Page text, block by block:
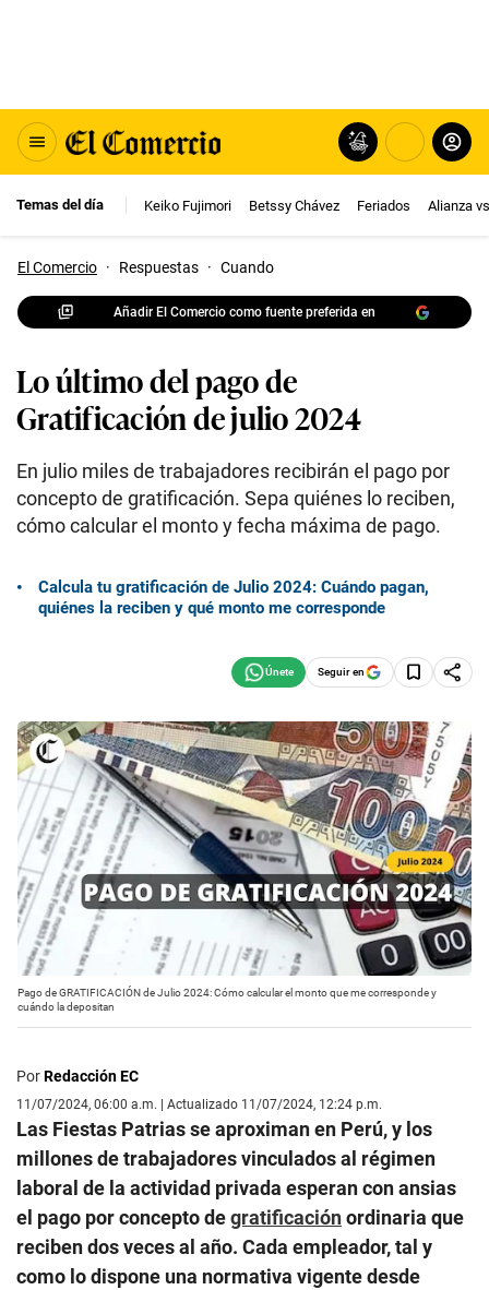
Temas del día Keiko Fujimori Betssy Chávez Feriados Alianza
El Comercio · Respuestas · Cuando
Añadir El Comercio como fuente preferida en
Lo último del pago de
Gratificación de julio 2024
En julio miles de trabajadores recibirán el pago por
concepto de gratificación. Sepa quiénes lo reciben,
cómo calcular el monto y fecha máxima de pago.
Calcula tu gratificación de Julio 2024: Cuándo pagan,
quiénes la reciben y qué monto me corresponde
Seguir en
Pago de GRATIFICACIÓN de Julio 2024: Cómo calcular el monto que me corresponde y
cuándo la depositan
PorRedacción EC
11/07/2024, 06:00 a.m. | Actualizado 11/07/2024, 12:24 p.m.
Las Fiestas Patrias se aproximan en Perú, y los
millones de trabajadores vinculados al régimen
laboral de la actividad privada esperan con ansias
el pago por concepto degratificaciónordinaria que
reciben dos veces al año. Cada empleador, tal y
como lo dispone una normativa vigente desde